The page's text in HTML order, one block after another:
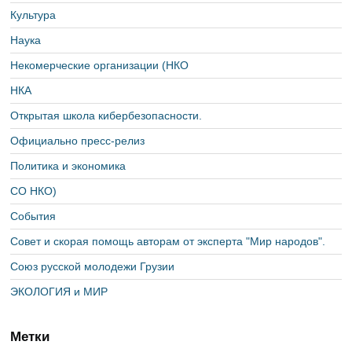
Культура
Наука
Некомерческие организации (НКО
НКА
Открытая школа кибербезопасности.
Официально пресс-релиз
Политика и экономика
СО НКО)
События
Совет и скорая помощь авторам от эксперта "Мир народов".
Союз русской молодежи Грузии
ЭКОЛОГИЯ и МИР
Метки